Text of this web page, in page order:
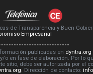
de Transparencia y Buen
Empresarial
publicadas en dyntra.org
o en fase de elaboración. Por lo
sitio, debe ser autorizada por el
. Dirección de contacto: